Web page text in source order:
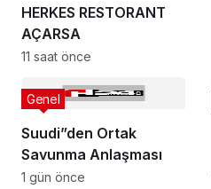
HERKES RESTORANT
AÇARSA
11 saat önce
Suudi”den Ortak
Savunma Anlaşması
Genel
1 gün önce